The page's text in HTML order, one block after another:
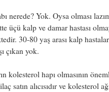
nerede? Yok. Oysa olması
üçü kalp ve damar hastası
30-80 yaş arası kalp
çıkan yok.
kolesterol hapı olmasının
satın alıcısıdır ve kolesterol